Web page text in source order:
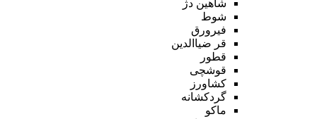
شاهین دژ
شوط
فیرورق
قر ضیاالدین
قطور
قوشچی
کشاورز
گردکشانه
ماکو